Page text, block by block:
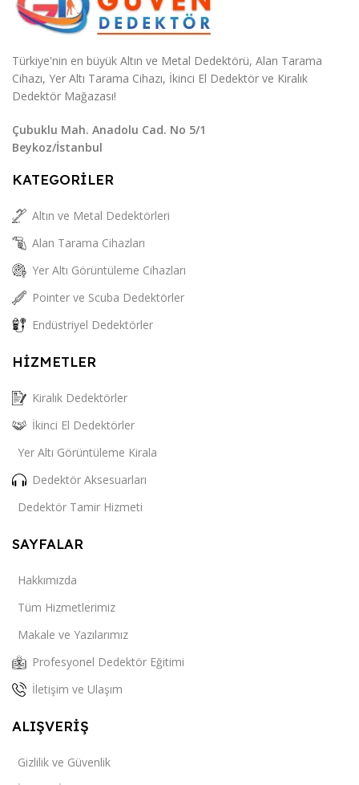
Türkiye'nin en büyük Altın ve Metal Dedektörü, Alan Tarama
Cihazı, Yer Altı Tarama Cihazı, İkinci El Dedektör ve Kiralık
Dedektör Mağazası!
Çubuklu Mah. Anadolu Cad. No 5/1
Beykoz/İstanbul
KATEGORİLER
Altın ve Metal Dedektörleri
Alan Tarama Cihazları
Yer Altı Görüntüleme Cihazları
Pointer ve Scuba Dedektörler
Endüstriyel Dedektörler
HİZMETLER
Kiralık Dedektörler
İkinci El Dedektörler
Yer Altı Görüntüleme Kirala
Dedektör Aksesuarları
Dedektör Tamir Hizmeti
SAYFALAR
Hakkımızda
Tüm Hizmetlerimiz
Makale ve Yazılarımız
Profesyonel Dedektör Eğitimi
İletişim ve Ulaşım
ALIŞVERİŞ
Gizlilik ve Güvenlik